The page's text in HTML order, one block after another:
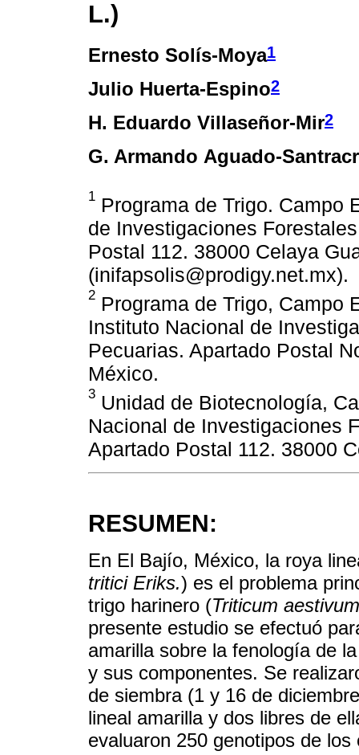
L.)
Ernesto Solís-Moya1
Julio Huerta-Espino2
H. Eduardo Villaseñor-Mir2
G. Armando Aguado-
1 Programa de Trigo. Campo
de Investigaciones
Postal 112. 38000 Celaya
(inifapsolis@prodigy.net.mx).
2 Programa de Trigo, Campo
Instituto Nacional de
Pecuarias. Apartado Postal
México.
3 Unidad de Biotecnología,
Nacional de Investigaciones
Apartado Postal 112. 38000
RESUMEN:
En El Bajío, México, la roya
tritici Eriks.) es el problema
trigo harinero (Triticum aestivum
presente estudio se efectuó
amarilla sobre la fenología de
y sus componentes. Se
de siembra (1 y 16 de
lineal amarilla y dos libres de
evaluaron 250 genotipos de